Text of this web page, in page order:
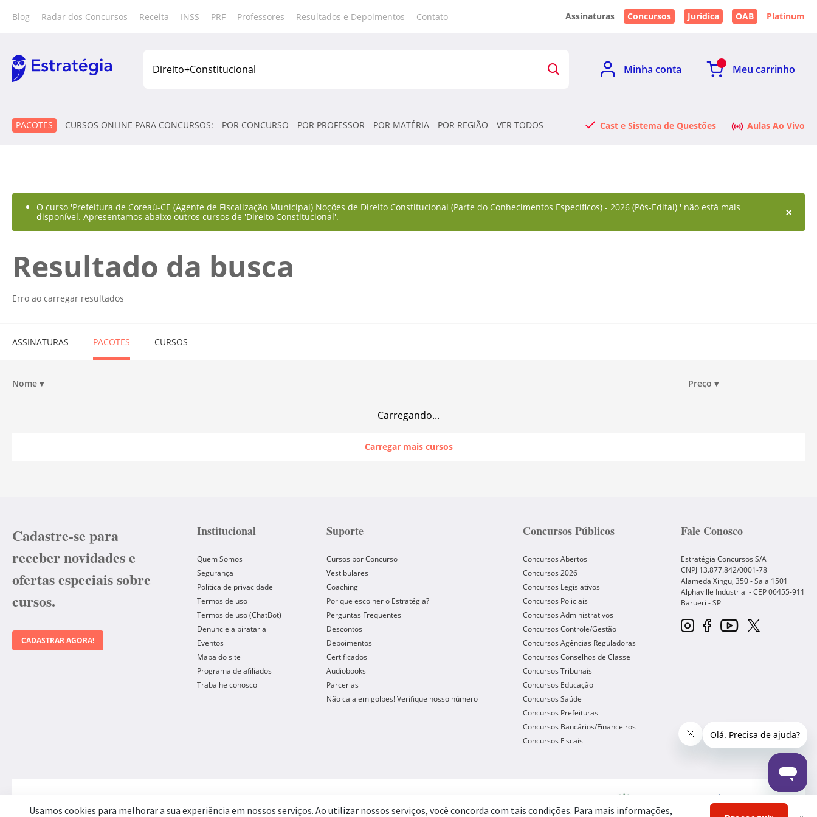
Blog Radar dos Concursos Receita INSS PRF Professores Resultados e Depoimentos Contato Assinaturas Concursos Jurídica OAB Platinum
Minha conta Meu carrinho
PACOTES CURSOS ONLINE PARA CONCURSOS: POR CONCURSO POR PROFESSOR POR MATÉRIA POR REGIÃO VER TODOS Cast e Sistema de Questões Aulas Ao Vivo
O curso 'Prefeitura de Coreaú-CE (Agente de Fiscalização Municipal) Noções de Direito Constitucional (Parte do Conhecimentos Específicos) - 2026 (Pós-Edital) ' não está mais
disponível. Apresentamos abaixo outros cursos de 'Direito Constitucional'.
×
Resultado da busca
Erro ao carregar resultados
ASSINATURAS PACOTES CURSOS
Nome ▾ Preço ▾
Carregando...
Carregar mais cursos
Cadastre-se para
receber novidades e
ofertas especiais sobre
cursos.
CADASTRAR AGORA!
Institucional
Quem Somos
Segurança
Política de privacidade
Termos de uso
Termos de uso (ChatBot)
Denuncie a pirataria
Eventos
Mapa do site
Programa de afiliados
Trabalhe conosco
Suporte
Cursos por Concurso
Vestibulares
Coaching
Por que escolher o Estratégia?
Perguntas Frequentes
Descontos
Depoimentos
Certificados
Audiobooks
Parcerias
Não caia em golpes! Verifique nosso número
Concursos Públicos
Concursos Abertos
Concursos 2026
Concursos Legislativos
Concursos Policiais
Concursos Administrativos
Concursos Controle/Gestão
Concursos Agências Reguladoras
Concursos Conselhos de Classe
Concursos Tribunais
Concursos Educação
Concursos Saúde
Concursos Prefeituras
Concursos Bancários/Financeiros
Concursos Fiscais
Fale Conosco
Estratégia Concursos S/A
CNPJ 13.877.842/0001-78
Alameda Xingu, 350 - Sala 1501
Alphaville Industrial - CEP06455-911
Barueri -SP
Forma de Pagamento